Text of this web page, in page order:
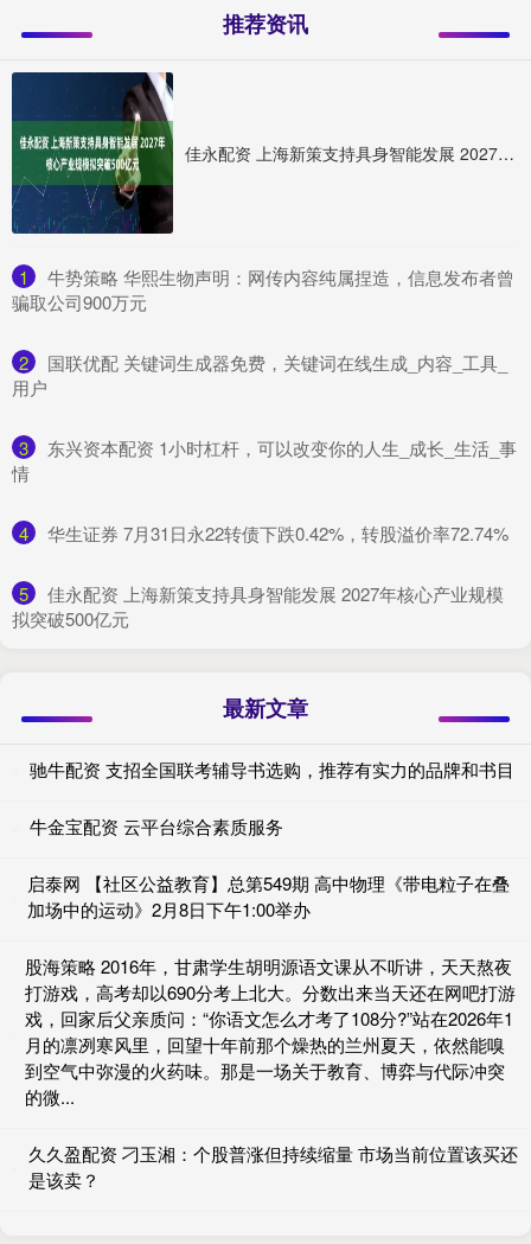
推荐资讯
佳永配资 上海新策支持具身智能发展 2027年核心产业规模拟突破500亿元
1
​牛势策略 华熙生物声明：网传内容纯属捏造，信息发布者曾
骗取公司900万元
2
​国联优配 关键词生成器免费，关键词在线生成_内容_工具_
用户
3
​东兴资本配资 1小时杠杆，可以改变你的人生_成长_生活_事
情
4 ​华生证券 7月31日永22转债下跌0.42%，转股溢价率72.74%
5
​佳永配资 上海新策支持具身智能发展 2027年核心产业规模
拟突破500亿元
最新文章
驰牛配资 支招全国联考辅导书选购，推荐有实力的品牌和书目
牛金宝配资 云平台综合素质服务
启泰网 【社区公益教育】总第549期 高中物理《带电粒子在叠
加场中的运动》2月8日下午1:00举办
股海策略 2016年，甘肃学生胡明源语文课从不听讲，天天熬夜
打游戏，高考却以690分考上北大。分数出来当天还在网吧打游
戏，回家后父亲质问：“你语文怎么才考了108分?”站在2026年1
月的凛冽寒风里，回望十年前那个燥热的兰州夏天，依然能嗅
到空气中弥漫的火药味。那是一场关于教育、博弈与代际冲突
的微...
久久盈配资 刁玉湘：个股普涨但持续缩量 市场当前位置该买还
是该卖？